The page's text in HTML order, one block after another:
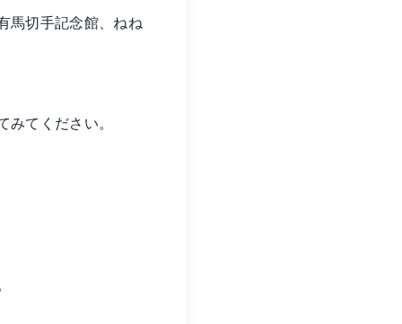
馬切手記念館、ねね
てください。